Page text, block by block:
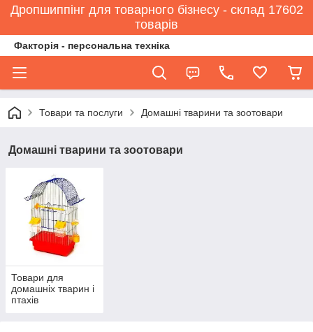
Дропшиппінг для товарного бізнесу - склад 17602
товарів
Факторія - персональна техніка
Товари та послуги Домашні тварини та зоотовари
Домашні тварини та зоотовари
Товари для
домашніх тварин і
птахів